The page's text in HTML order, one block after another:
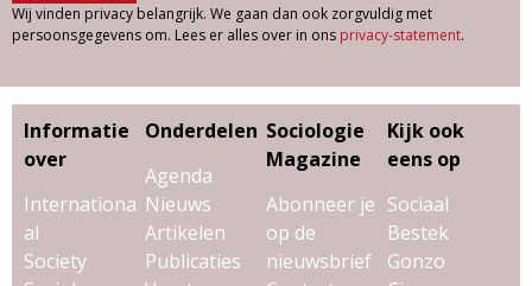
Wij vinden privacy belangrijk. We gaan dan ook zorgvuldig met
persoonsgegevens om. Lees er alles over in ons privacy-statement.
Informatie
over
Internationa
al
Society
Onderdelen
Agenda
Nieuws
Artikelen
Publicaties
Sociologie
Magazine
Abonneer je
op de
nieuwsbrief
Kijk ook
eens op
Sociaal
Bestek
Gonzo